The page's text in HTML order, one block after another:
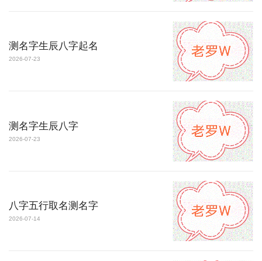
测名字生辰八字起名
2026-07-23
测名字生辰八字
2026-07-23
八字五行取名测名字
2026-07-14